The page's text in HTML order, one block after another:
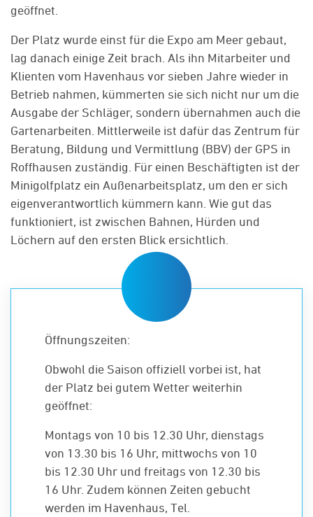
geöffnet.
Der Platz wurde einst für die Expo am Meer gebaut,
lag danach einige Zeit brach. Als ihn Mitarbeiter und
Klienten vom Havenhaus vor sieben Jahre wieder in
Betrieb nahmen, kümmerten sie sich nicht nur um die
Ausgabe der Schläger, sondern übernahmen auch die
Gartenarbeiten. Mittlerweile ist dafür das Zentrum für
Beratung, Bildung und Vermittlung (BBV) der GPS in
Roffhausen zuständig. Für einen Beschäftigten ist der
Minigolfplatz ein Außenarbeitsplatz, um den er sich
eigenverantwortlich kümmern kann. Wie gut das
funktioniert, ist zwischen Bahnen, Hürden und
Löchern auf den ersten Blick ersichtlich.
Öffnungszeiten:
Obwohl die Saison offiziell vorbei ist, hat
der Platz bei gutem Wetter weiterhin
geöffnet:
Montags von 10 bis 12.30 Uhr, dienstags
von 13.30 bis 16 Uhr, mittwochs von 10
bis 12.30 Uhr und freitags von 12.30 bis
16 Uhr. Zudem können Zeiten gebucht
werden im Havenhaus, Tel.